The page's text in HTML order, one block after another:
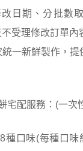
日期、分批數
受理修改訂單內
一新鮮製作，提
宅配服務：(一次
口味(每種口味